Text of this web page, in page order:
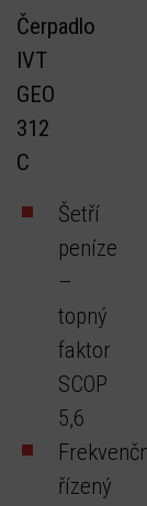
Čerpadlo
IVT
GEO
312
C
Šetří
peníze
–
topný
faktor
SCOP
5,6
řízený